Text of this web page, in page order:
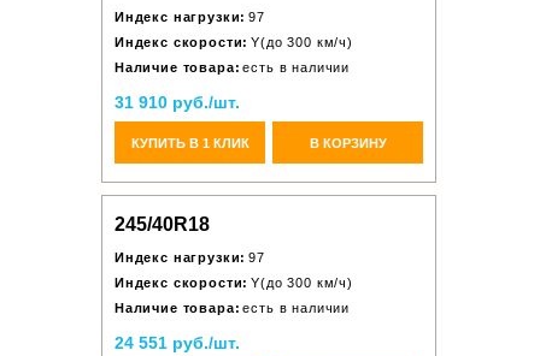
Индекс нагрузки: 97
Индекс скорости: Y(до 300 км/ч)
Наличие товара: есть в наличии
31 910 руб./шт.
КУПИТЬ В 1 КЛИК В КОРЗИНУ
245/40R18
Индекс нагрузки: 97
Индекс скорости: Y(до 300 км/ч)
Наличие товара: есть в наличии
24 551 руб./шт.